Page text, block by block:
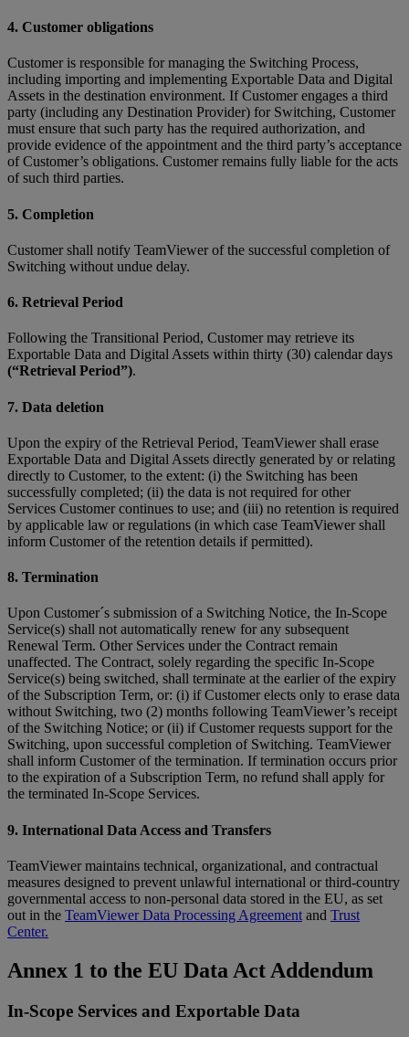
4. Customer obligations
Customer is responsible for managing the Switching Process,
including importing and implementing Exportable Data and Digital
Assets in the destination environment. If Customer engages a third
party (including any Destination Provider) for Switching, Customer
must ensure that such party has the required authorization, and
provide evidence of the appointment and the third party’s acceptance
of Customer’s obligations. Customer remains fully liable for the acts
of such third parties.
5. Completion
Customer shall notify TeamViewer of the successful completion of
Switching without undue delay.
6. Retrieval Period
Following the Transitional Period, Customer may retrieve its
Exportable Data and Digital Assets within thirty (30) calendar days
(“Retrieval Period”).
7. Data deletion
Upon the expiry of the Retrieval Period, TeamViewer shall erase
Exportable Data and Digital Assets directly generated by or relating
directly to Customer, to the extent: (i) the Switching has been
successfully completed; (ii) the data is not required for other
Services Customer continues to use; and (iii) no retention is required
by applicable law or regulations (in which case TeamViewer shall
inform Customer of the retention details if permitted).
8. Termination
Upon Customer´s submission of a Switching Notice, the In-Scope
Service(s) shall not automatically renew for any subsequent
Renewal Term. Other Services under the Contract remain
unaffected. The Contract, solely regarding the specific In-Scope
Service(s) being switched, shall terminate at the earlier of the expiry
of the Subscription Term, or: (i) if Customer elects only to erase data
without Switching, two (2) months following TeamViewer’s receipt
of the Switching Notice; or (ii) if Customer requests support for the
Switching, upon successful completion of Switching. TeamViewer
shall inform Customer of the termination. If termination occurs prior
to the expiration of a Subscription Term, no refund shall apply for
the terminated In-Scope Services.
9. International Data Access and Transfers
TeamViewer maintains technical, organizational, and contractual
measures designed to prevent unlawful international or third-country
governmental access to non-personal data stored in the EU, as set
out in the TeamViewer Data Processing Agreement and Trust
Center.
Annex 1 to the EU Data Act Addendum
In-Scope Services and Exportable Data